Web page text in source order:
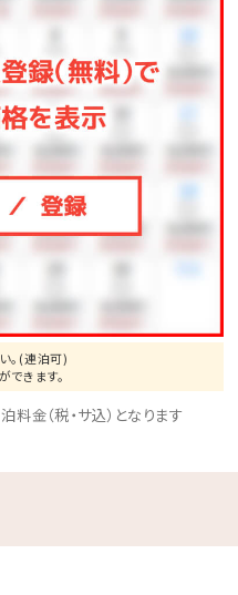
。(連泊可)
きます。
金（税・サ込）となります